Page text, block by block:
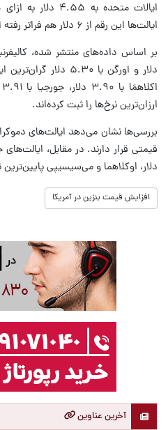
ایالات متحده به
ایالت‌ها این رقم از ۶ دلار هم فراتر رفته است.
دلار و اورگن با ۵.۳۰
ارزان‌ترین نرخ‌ها را ثبت کرده‌اند.
بررسی‌ها نشان می‌دهد ایالت‌های
دلار، اوکلاهما و می‌سیسیپی پایین‌ترین
افزایش قیمت بنزین در آمریکا
آخرین عناوین